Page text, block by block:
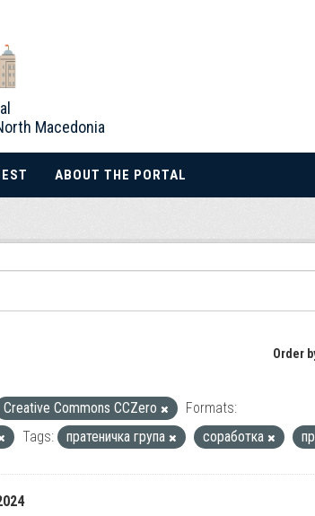
Macedonia
ABOUT THE PORTAL
Order
Creative Commons CCZero
Formats:
Tags: пратеничка група соработка